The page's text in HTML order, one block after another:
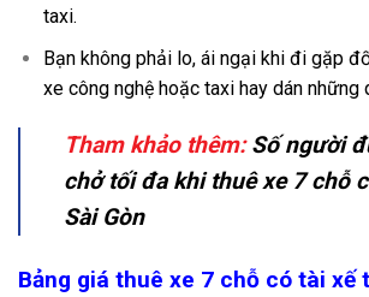
taxi.
Bạn không phải lo, ái ngại khi đi gặp
xe công nghệ hoặc taxi hay dán những
Tham khảo thêm: Số người
chở tối đa khi thuê xe 7 chỗ
Sài Gòn
Bảng giá thuê xe 7 chỗ có tài xế